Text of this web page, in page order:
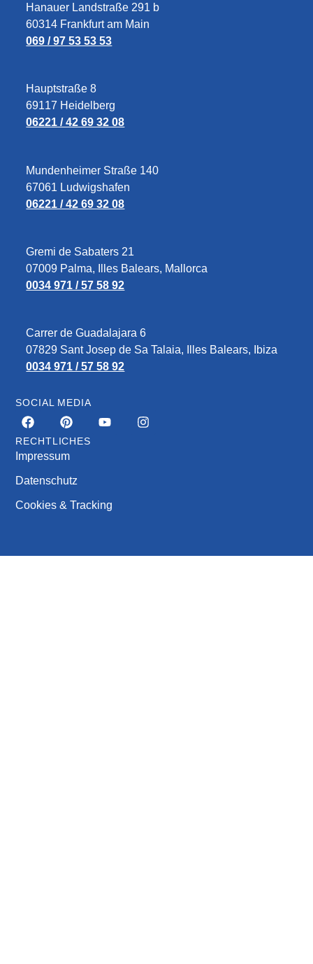
Hanauer Landstraße 291 b
60314 Frankfurt am Main
069 / 97 53 53 53
Hauptstraße 8
69117 Heidelberg
06221 / 42 69 32 08
Mundenheimer Straße 140
67061 Ludwigshafen
06221 / 42 69 32 08
Gremi de Sabaters 21
07009 Palma, Illes Balears, Mallorca
0034 971 / 57 58 92
Carrer de Guadalajara 6
07829‎ Sant Josep de Sa Talaia, Illes Balears, Ibiza
0034 971 / 57 58 92
SOCIAL MEDIA
RECHTLICHES
Impressum
Datenschutz
Cookies & Tracking